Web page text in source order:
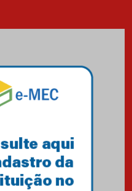
Pós-Asco: evento do HUEM
debate novidades sobre
estudos e tratamentos contra
o câncer
MackPesquisa 2026 prorroga
inscrições até 14 de agosto
15.06.2026